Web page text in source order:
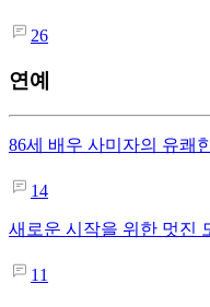
26
연예
86세 배우 사미자의 유쾌
14
새로운 시작을 위한 멋진
11